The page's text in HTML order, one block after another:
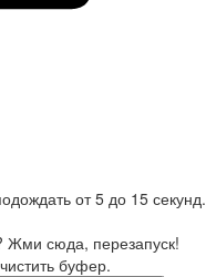
от 5 до 15 секунд.
Жми сюда, перезапуск!
буфер.